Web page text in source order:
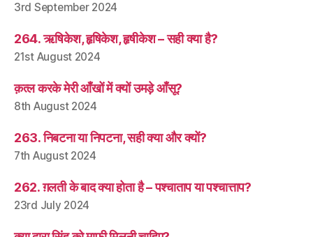
3rd September 2024
264. ऋषिकेश, हृषिकेश, हृषीकेश – सही क्या है?
21st August 2024
क़त्ल करके मेरी आँखों में क्यों उमड़े आँसू?
8th August 2024
263. निबटना या निपटना, सही क्या और क्यों?
7th August 2024
262. ग़लती के बाद क्या होता है – पश्चाताप या पश्चात्ताप?
23rd July 2024